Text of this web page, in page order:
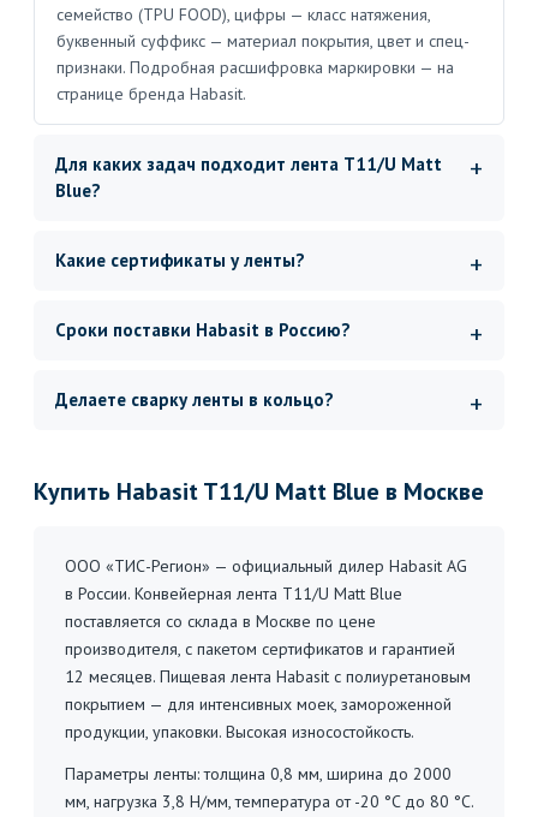
семейство (TPU FOOD), цифры — класс натяжения,
буквенный суффикс — материал покрытия, цвет и спец-
признаки. Подробная расшифровка маркировки — на
странице бренда Habasit.
Для каких задач подходит лента T11/U Matt
Blue?
Какие сертификаты у ленты?
Сроки поставки Habasit в Россию?
Делаете сварку ленты в кольцо?
Купить Habasit T11/U Matt Blue в Москве
ООО «ТИС-Регион» — официальный дилер Habasit AG
в России. Конвейерная лента T11/U Matt Blue
поставляется со склада в Москве по цене
производителя, с пакетом сертификатов и гарантией
12 месяцев. Пищевая лента Habasit с полиуретановым
покрытием — для интенсивных моек, замороженной
продукции, упаковки. Высокая износостойкость.
Параметры ленты: толщина 0,8 мм, ширина до 2000
мм, нагрузка 3,8 Н/мм, температура от -20 °C до 80 °C.